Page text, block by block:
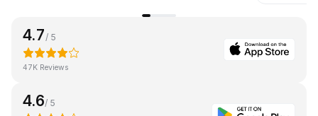
4.7 / 5
47K Reviews
4.6/ 5